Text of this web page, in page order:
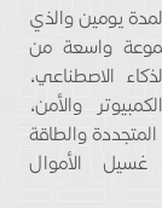
يومين والذي
واسعة من
الاصطناعي،
والأمن،
والطاقة
غسيل الأموال